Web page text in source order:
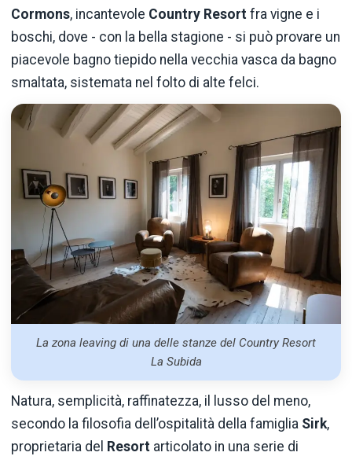
Cormons, incantevole Country Resort fra vigne e i
boschi, dove - con la bella stagione - si può provare un
piacevole bagno tiepido nella vecchia vasca da bagno
smaltata, sistemata nel folto di alte felci.
La zona leaving di una delle stanze del Country Resort
La Subida
Natura, semplicità, raffinatezza, il lusso del meno,
secondo la filosofia dell’ospitalità della famiglia Sirk,
proprietaria del Resort articolato in una serie di